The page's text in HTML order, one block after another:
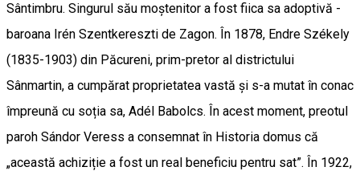
Sântimbru. Singurul său moștenitor a fost fiica sa adoptivă -
baroana Irén Szentkereszti de Zagon. În 1878, Endre Székely
(1835-1903) din Păcureni, prim-pretor al districtului
Sânmartin, a cumpărat proprietatea vastă și s-a mutat în conac
împreună cu soția sa, Adél Babolcs. În acest moment, preotul
paroh Sándor Veress a consemnat în Historia domus că
„această achiziție a fost un real beneficiu pentru sat”. În 1922,